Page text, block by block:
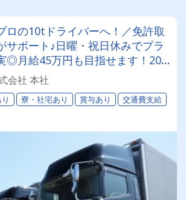
ロの10tドライバーへ！／免許取
サポート♪日曜・祝日休みでプラ
◎月給45万円も目指せます！20
トホームな職場で、女性ドライバ
躍中！
会社 本社
寮・社宅あり 賞与あり
交通費支給